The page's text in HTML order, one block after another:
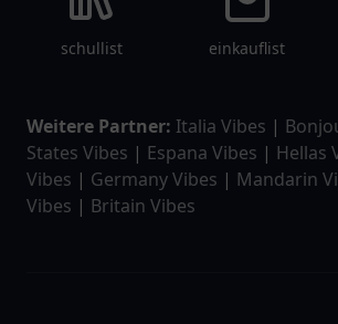
schullist einkauflist
Weitere Partner: Italia Vibes |
States Vibes | Espana Vibes | Hellas
Vibes | Germany Vibes | Mandarin
Vibes | Britain Vibes